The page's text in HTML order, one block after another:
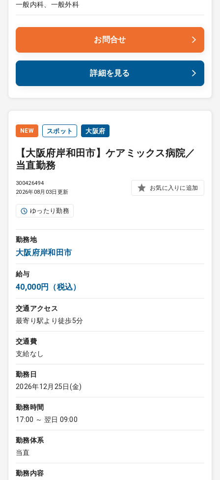
一般内科、一般外科
お問合せ
詳細を見る
NEW スポット 大阪府
【大阪府岸和田市】ケアミックス病院／
当直勤務
300426494
2026年08月03日更新
お気に入りに追加
ゆったり勤務
勤務地
大阪府岸和田市
給与
40,000円（税込）
交通アクセス
最寄り駅より徒歩5分
交通費
支給なし
勤務日
2026年12月25日(金)
勤務時間
17:00 ～ 翌日 09:00
勤務体系
当直
勤務内容